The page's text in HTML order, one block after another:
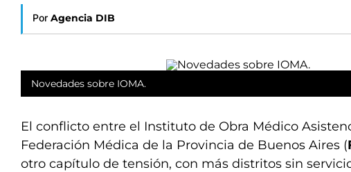
Por Agencia DIB
Novedades sobre IOMA.
El conflicto entre el Instituto de Obra Médico
Federación Médica de la Provincia de Buenos Aires (
otro capítulo de tensión, con más distritos sin